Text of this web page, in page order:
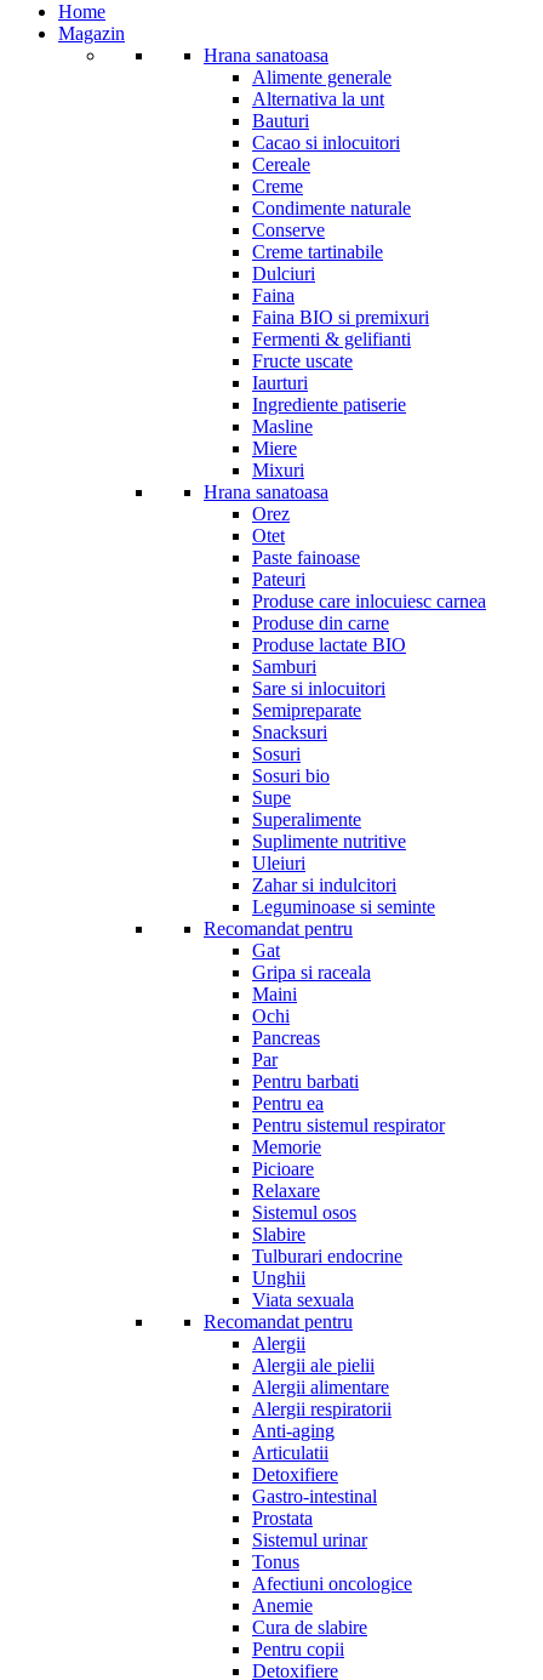
Home
Magazin
Hrana sanatoasa
Alimente generale
Alternativa la unt
Bauturi
Cacao si inlocuitori
Cereale
Creme
Condimente naturale
Conserve
Creme tartinabile
Dulciuri
Faina
Faina BIO si premixuri
Fermenti & gelifianti
Fructe uscate
Iaurturi
Ingrediente patiserie
Masline
Miere
Mixuri
Hrana sanatoasa
Orez
Otet
Paste fainoase
Pateuri
Produse care inlocuiesc carnea
Produse din carne
Produse lactate BIO
Samburi
Sare si inlocuitori
Semipreparate
Snacksuri
Sosuri
Sosuri bio
Supe
Superalimente
Suplimente nutritive
Uleiuri
Zahar si indulcitori
Leguminoase si seminte
Recomandat pentru
Gat
Gripa si raceala
Maini
Ochi
Pancreas
Par
Pentru barbati
Pentru ea
Pentru sistemul respirator
Memorie
Picioare
Relaxare
Sistemul osos
Slabire
Tulburari endocrine
Unghii
Viata sexuala
Recomandat pentru
Alergii
Alergii ale pielii
Alergii alimentare
Alergii respiratorii
Anti-aging
Articulatii
Detoxifiere
Gastro-intestinal
Prostata
Sistemul urinar
Tonus
Afectiuni oncologice
Anemie
Cura de slabire
Pentru copii
Detoxifiere